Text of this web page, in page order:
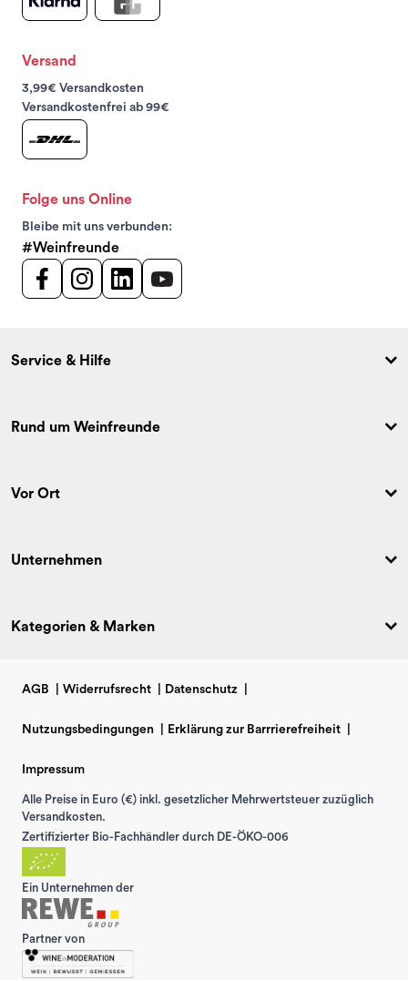
Versand
3,99€ Versandkosten
Versandkostenfrei ab 99€
Folge uns Online
Bleibe mit uns verbunden:
#Weinfreunde
Service & Hilfe
Rund um Weinfreunde
Vor Ort
Unternehmen
Kategorien & Marken
AGB Widerrufsrecht Datenschutz
Nutzungsbedingungen Erklärung zur Barrrierefreiheit
Impressum
Alle Preise in Euro (€) inkl. gesetzlicher Mehrwertsteuer zuzüglich
Versandkosten.
Zertifizierter Bio-Fachhändler durch DE-ÖKO-006
Ein Unternehmen der
Partner von